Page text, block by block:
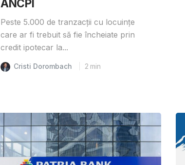
ANCPI
Peste 5.000 de tranzacții cu locuințe
care ar fi trebuit să fie încheiate prin
credit ipotecar la...
Cristi Dorombach 2 min